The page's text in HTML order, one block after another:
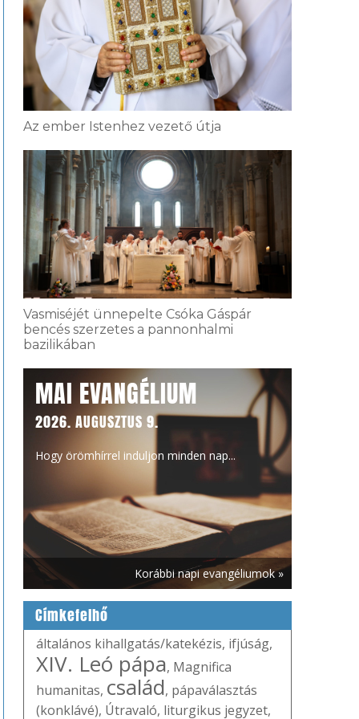
Az ember Istenhez vezető útja
Vasmiséjét ünnepelte Csóka Gáspár
bencés szerzetes a pannonhalmi
bazilikában
MAI EVANGÉLIUM
2026. AUGUSZTUS 9.
Hogy örömhírrel induljon minden nap...
Korábbi napi evangéliumok »
Címkefelhő
általános kihallgatás/katekézis, ifjúság,
XIV. Leó pápa, Magnifica
humanitas, család, pápaválasztás
(konklávé), Útravaló, liturgikus jegyzet,